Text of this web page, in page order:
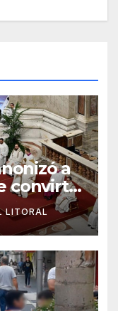
a
convirtió
LITORAL